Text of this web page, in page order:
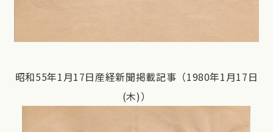
昭和55年1月17日産経新聞掲載記事（1980年1月17日
(木)）